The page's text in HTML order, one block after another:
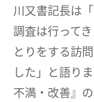
川又書記長は
調査は行って
とりをする訪
した」と語り
不満・改善』